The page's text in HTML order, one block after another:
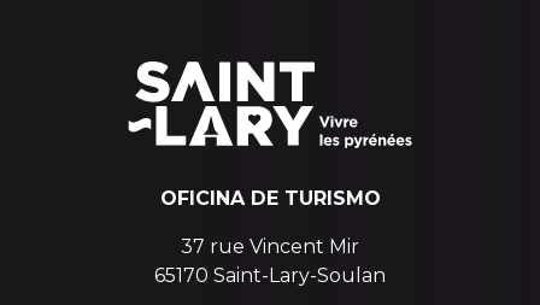
OFICINA DE TURISMO
37 rue Vincent Mir
65170 Saint-Lary-Soulan